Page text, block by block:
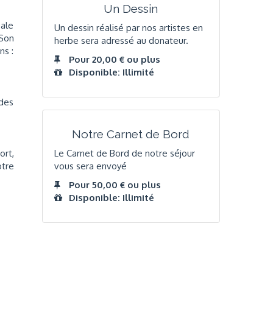
:
Un Dessin
Un dessin réalisé par nos artistes en
herbe sera adressé au donateur.
Pour 20,00 € ou plus
Disponible: Illimité
Notre Carnet de Bord
Le Carnet de Bord de notre séjour
vous sera envoyé
Pour 50,00 € ou plus
Disponible: Illimité